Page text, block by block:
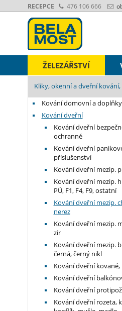
Kliky, okenní a dveřní
Kování domovní a doplňky
Kování dveřní
Kování dveřní
ochranné
Kování dveřní
příslušenství
Kování dveřní mezip.
Kování dveřní mezip.
PÚ, F1, F4, F9, ostatní
Kování dveřní mezip.
nerez
Kování dveřní mezip.
zir
Kování dveřní mezip.
černá, černý nikl
Kování dveřní kované,
Kování dveřní
Kování dveřní
Kování dveřní rozeta,
ŽELEZÁŘSTVÍ
RECEPCE 476 106 666